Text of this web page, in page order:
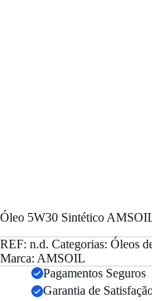
Óleo 5W30 Sintético
REF: n.d. Categorias: Óleos
Marca: AMSOIL
Pagamentos Seguros
Garantia de